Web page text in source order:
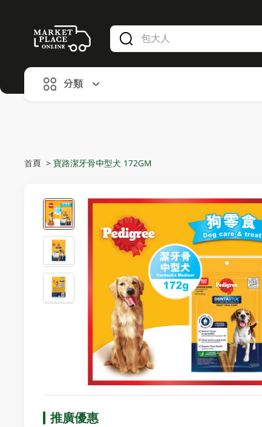
alid Until 30 June 2026
分類
首頁 > 寶路潔牙骨中型犬 172GM
推廣優惠